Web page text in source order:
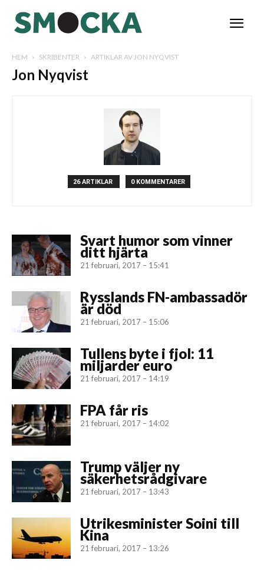
HEM SKRIBENTER ARTIKLAR AV JON NYQVIST
Jon Nyqvist
26 ARTIKLAR 0 KOMMENTARER
Svart humor som vinner
ditt hjärta
21 februari, 2017 – 15:41
Rysslands FN-ambassadör
är död
21 februari, 2017 – 15:06
Tullens byte i fjol: 11
miljarder euro
21 februari, 2017 – 14:19
FPA får ris
21 februari, 2017 – 14:02
Trump väljer ny
säkerhetsrådgivare
21 februari, 2017 – 13:43
Utrikesminister Soini till
Kina
21 februari, 2017 – 13:26